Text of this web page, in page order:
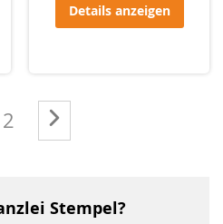
Details anzeigen
gerade die Seite
Seite
2
Stempel?